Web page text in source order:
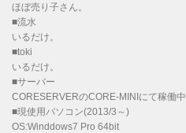
ほぼ売り子さん。
■流水
いるだけ。
■toki
いるだけ。
■サーバー
CORESERVERのCORE-MINIにて稼働中
■現使用パソコン(2013/3～)
OS:Winddows7 Pro 64bit